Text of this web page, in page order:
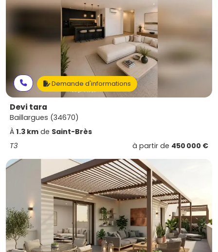
Demande d'informations
Devi tara
Baillargues (34670)
À 1.3 km de Saint-Brès
T3
à partir de 450 000 €